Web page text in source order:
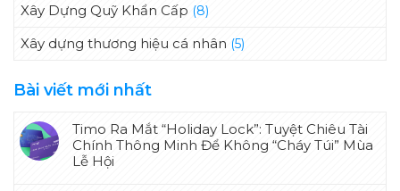
Xây Dựng Quỹ Khẩn Cấp (8)
Xây dựng thương hiệu cá nhân (5)
Bài viết mới nhất
Timo Ra Mắt “Holiday Lock”: Tuyệt Chiêu Tài
Chính Thông Minh Để Không “Cháy Túi” Mùa
Lễ Hội